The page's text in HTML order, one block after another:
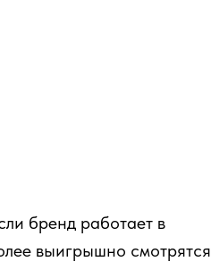
бренд работает в
выигрышно смотрятся